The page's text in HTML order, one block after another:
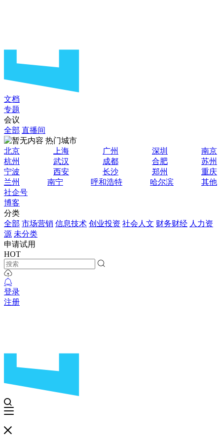
文档
专题
会议
全部 直播间
热门城市
北京
上海 广州 深圳
南京
杭州
武汉 成都 合肥
苏州
宁波
西安 长沙 郑州
重庆
兰州
南宁 呼和浩特 哈尔滨
其他
社企号
博客
分类
全部 市场营销 信息技术 创业投资 社会人文 财务财经 人力资
源 未分类
申请试用
HOT
登录
注册